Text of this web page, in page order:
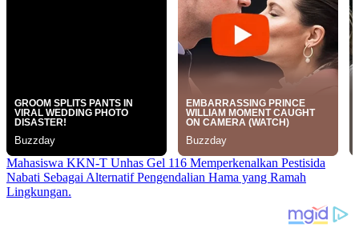
Mahasiswa KKN-T Unhas Gel 116 Memperkenalkan Pestisida
Nabati Sebagai Alternatif Pengendalian Hama yang Ramah
Lingkungan.